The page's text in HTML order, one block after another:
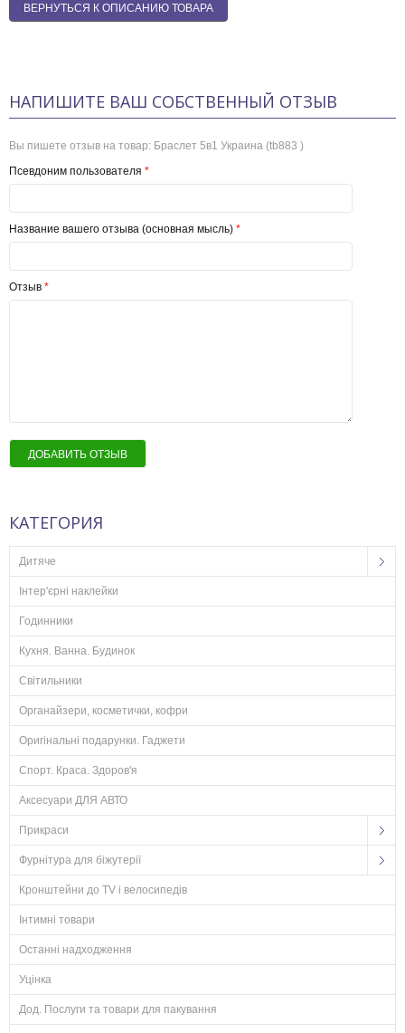
ВЕРНУТЬСЯ К ОПИСАНИЮ ТОВАРА
НАПИШИТЕ ВАШ СОБСТВЕННЫЙ ОТЗЫВ
Вы пишете отзыв на товар: Браслет 5в1 Украина (tb883 )
*
Псевдоним пользователя
*
Название вашего отзыва (основная мысль)
*
Отзыв
ДОБАВИТЬ ОТЗЫВ
КАТЕГОРИЯ
Дитяче
Інтер'єрні наклейки
Годинники
Кухня. Ванна. Будинок
Світильники
Органайзери, косметички, кофри
Оригінальні подарунки. Гаджети
Спорт. Краса. Здоров'я
Аксесуари ДЛЯ АВТО
Прикраси
Фурнітура для біжутерії
Кронштейни до TV і велосипедів
Інтимні товари
Останні надходження
Уцінка
Дод. Послуги та товари для пакування